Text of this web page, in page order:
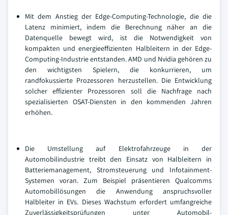
Mit dem Anstieg der Edge-Computing-Technologie, die die
Latenz minimiert, indem die Berechnung näher an die
Datenquelle bewegt wird, ist die Notwendigkeit von
kompakten und energieeffizienten Halbleitern in der Edge-
Computing-Industrie entstanden. AMD und Nvidia gehören zu
den wichtigsten Spielern, die konkurrieren, um
randfokussierte Prozessoren herzustellen. Die Entwicklung
solcher effizienter Prozessoren soll die Nachfrage nach
spezialisierten OSAT-Diensten in den kommenden Jahren
erhöhen.
Die Umstellung auf Elektrofahrzeuge in der
Automobilindustrie treibt den Einsatz von Halbleitern in
Batteriemanagement, Stromsteuerung und Infotainment-
Systemen voran. Zum Beispiel präsentieren Qualcomms
Automobillösungen die Anwendung anspruchsvoller
Halbleiter in EVs. Dieses Wachstum erfordert umfangreiche
Zuverlässigkeitsprüfungen unter Automobil-